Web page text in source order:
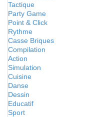
Tactique
Party Game
Point & Click
Rythme
Casse Briques
Compilation
Action
Simulation
Cuisine
Danse
Dessin
Educatif
Sport